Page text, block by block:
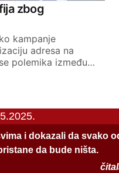
zbog
kampanje
adresa na
polemika između…
i dokazali da svako
da bude ništa.